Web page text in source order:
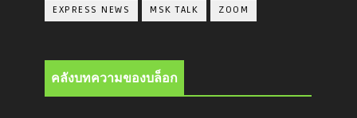
EXPRESS NEWS MSK TALK ZOOM
คลังบทความของบล็อก